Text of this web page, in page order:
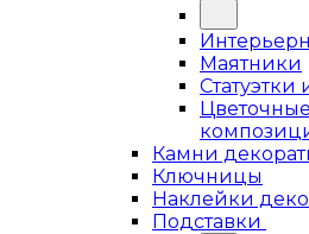
Маятники
Статуэтки
Камни
Ключницы
Наклейки
Подставки